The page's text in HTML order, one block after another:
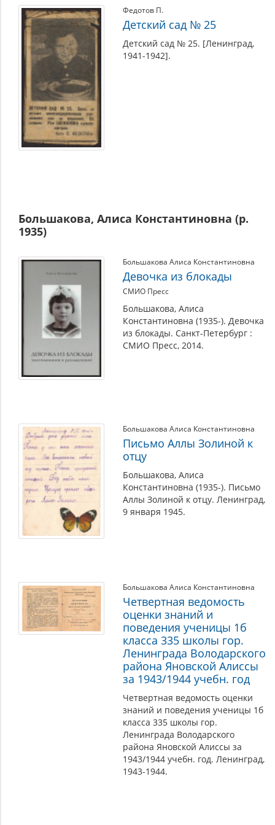
Федотов П.
Детский сад № 25
Детский сад № 25. [Ленинград,
1941-1942].
Большакова, Алиса Константиновна (р.
1935)
Большакова Алиса Константиновна
Девочка из блокады
СМИО Пресс
Большакова, Алиса
Константиновна (1935-). Девочка
из блокады. Санкт-Петербург :
СМИО Пресс, 2014.
Большакова Алиса Константиновна
Письмо Аллы Золиной к
отцу
Большакова, Алиса
Константиновна (1935-). Письмо
Аллы Золиной к отцу. Ленинград,
9 января 1945.
Большакова Алиса Константиновна
Четвертная ведомость
оценки знаний и
поведения ученицы 1б
класса 335 школы гор.
Ленинграда Володарского
района Яновской Алиссы
за 1943/1944 учебн. год
Четвертная ведомость оценки
знаний и поведения ученицы 1б
класса 335 школы гор.
Ленинграда Володарского
района Яновской Алиссы за
1943/1944 учебн. год. Ленинград,
1943-1944.